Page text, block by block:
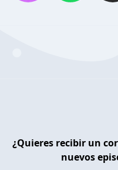
¿Quieres recibir un
nuevos